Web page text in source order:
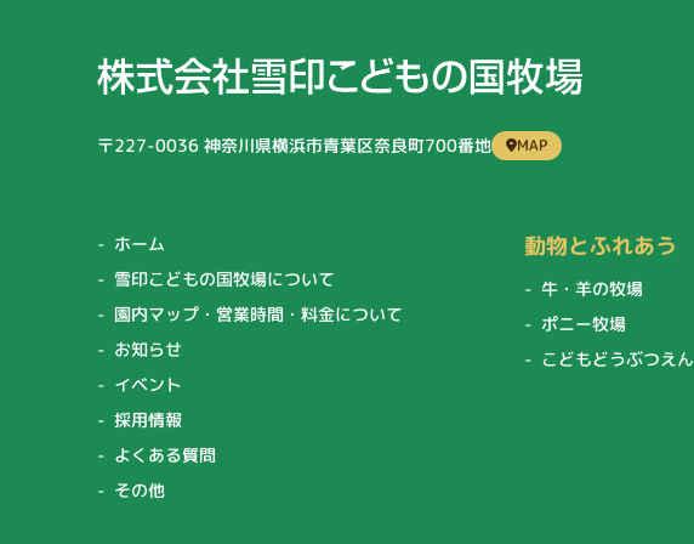
〒227-0036 神奈川県横浜市青葉区奈良町700番地 MAP
ホーム
雪印こどもの国牧場について
園内マップ・営業時間・料金について
お知らせ
イベント
採用情報
よくある質問
その他
動物とふれあう
牛・羊の牧場
ポニー牧場
こどもどうぶつえん